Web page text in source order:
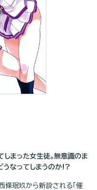
しまった女生徒。無意識のま
うなってしまうのか!?
條珉玖から新設される「催